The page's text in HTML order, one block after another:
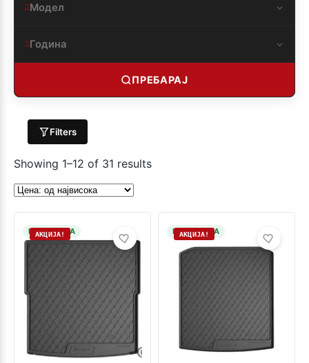
2Модел
3Година
ПРЕБАРАЈ
Filters
Showing 1–12 of 31 results
НА ЗАЛИХА
АКЦИЈА! НА ЗАЛИХА
АКЦИЈА!